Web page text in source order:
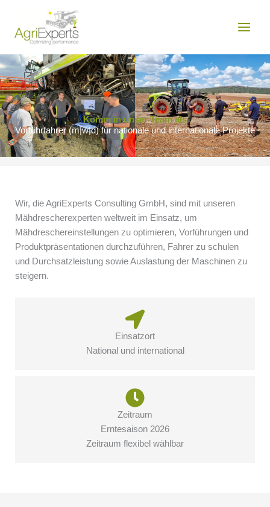
springen
Komm in unser Team als
Vorführfahrer (m|w|d) für nationale und internationale Projekte
Wir, die AgriExperts Consulting GmbH, sind mit unseren
Mähdrescherexperten weltweit im Einsatz, um
Mähdreschereinstellungen zu optimieren, Vorführungen und
Produktpräsentationen durchzuführen, Fahrer zu schulen
und Durchsatzleistung sowie Auslastung der Maschinen zu
steigern.
Einsatzort
National und international
Zeitraum
Erntesaison 2026
Zeitraum flexibel wählbar